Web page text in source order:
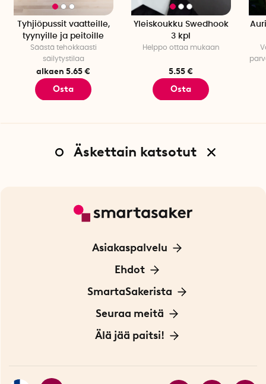
Tyhjiöpussit vaatteille,
tyynyille ja peitoille
Säästä tehokkaasti
säilytystilaa
alkaen 5.65 €
Osta
Yleiskoukku Swedhook
3 kpl
Helppo ottaa mukaan
5.55 €
Osta
Äskettain katsotut
Asiakaspalvelu
Ota yhteyttä
Ehdot
Tietoa evästeistä
Yksityisyydensuoja
Sopimusehdot
SmartaSakerista
Meistä
Myymälä Tukholmassa
Seuraa meitä
Innovaattoriblogi
Älä jää paitsi!